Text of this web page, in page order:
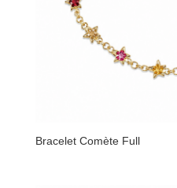
Bracelet Comète Full